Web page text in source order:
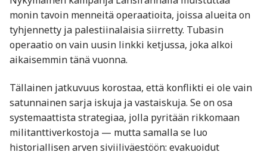
monin tavoin menneitä operaatioita, joissa alueita on
tyhjennetty ja palestiinalaisia siirretty. Tubasin
operaatio on vain uusin linkki ketjussa, joka alkoi
aikaisemmin tänä vuonna.
Tällainen jatkuvuus korostaa, että konflikti ei ole vain
satunnainen sarja iskuja ja vastaiskuja. Se on osa
systemaattista strategiaa, jolla pyritään rikkomaan
militanttiverkostoja — mutta samalla se luo
historiallisen arven siviiliväestöön: evakuoidut